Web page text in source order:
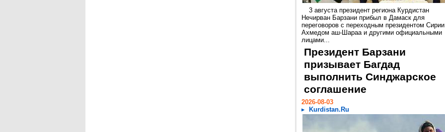
3 августа президент региона Курдистан
Нечирван Барзани прибыл в Дамаск для
переговоров с переходным президентом Сирии
Ахмедом аш-Шараа и другими официальными
лицами...
Президент Барзани
призывает Багдад
выполнить Синджарское
соглашение
2026-08-03
Kurdistan.Ru